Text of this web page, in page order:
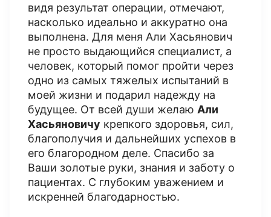
видя результат операции, отмечают,
насколько идеально и аккуратно она
выполнена. Для меня Али Хасьянович
не просто выдающийся специалист, а
человек, который помог пройти через
одно из самых тяжелых испытаний в
моей жизни и подарил надежду на
будущее. От всей души желаю Али
Хасьяновичу крепкого здоровья, сил,
благополучия и дальнейших успехов в
его благородном деле. Спасибо за
Ваши золотые руки, знания и заботу о
пациентах. С глубоким уважением и
искренней благодарностью.